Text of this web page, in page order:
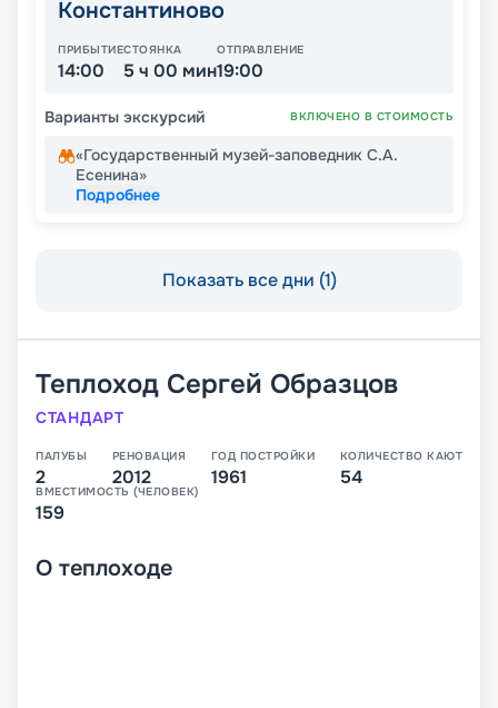
Константиново
ПРИБЫТИЕ
14:00
СТОЯНКА
5 ч 00 мин
ОТПРАВЛЕНИЕ
19:00
Варианты экскурсий ВКЛЮЧЕНО В СТОИМОСТЬ
«Государственный музей-заповедник С.А.
Есенина»
Подробнее
Показать все дни (1)
Теплоход Сергей Образцов
СТАНДАРТ
ПАЛУБЫ
2
РЕНОВАЦИЯ
2012
ГОД ПОСТРОЙКИ
1961
КОЛИЧЕСТВО КАЮТ
54
ВМЕСТИМОСТЬ (ЧЕЛОВЕК)
159
О теплоходе